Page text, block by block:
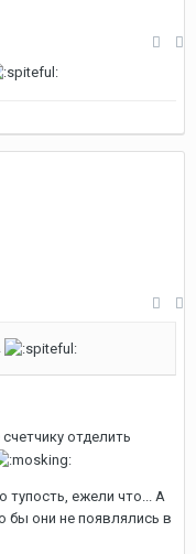
отделить
ежели что... А
бы они не появлялись в